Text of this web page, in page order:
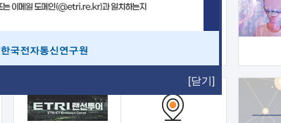
[닫기]
보유특허 이전가능 기술
융합기술연구생산센터 반도체실험실